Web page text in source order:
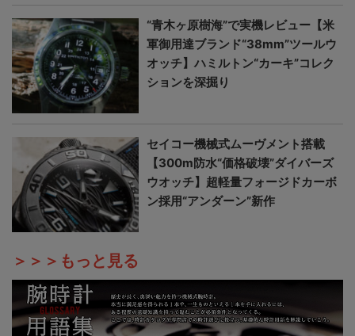
“青木ヶ原樹海”で実機レビュー【米
軍御用達ブランド“38mm”ツールウ
オッチ】ハミルトン“カーキ”コレク
ションを深掘り
セイコー機械式ムーヴメント搭載
【300m防水“価格破壊”ダイバーズ
ウオッチ】超軽量フォージドカーボ
ン採用“アンダーン”新作
＞＞＞もっと見る